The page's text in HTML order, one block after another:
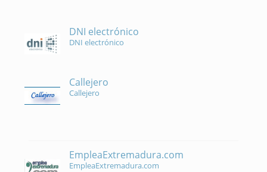
DNI electrónico
DNI electrónico
Callejero
Callejero
EmpleaExtremadura.com
EmpleaExtremadura.com